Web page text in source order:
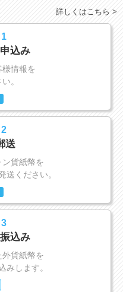
詳しくはこちら >
込み
様情報を
。
送
貨紙幣を
送ください。
込み
外貨紙幣を
みします。